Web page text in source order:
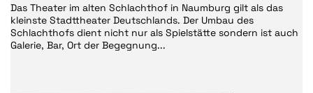
Das Theater im alten Schlachthof in Naumburg gilt als das
kleinste Stadttheater Deutschlands. Der Umbau des
Schlachthofs dient nicht nur als Spielstätte sondern ist auch
Galerie, Bar, Ort der Begegnung...